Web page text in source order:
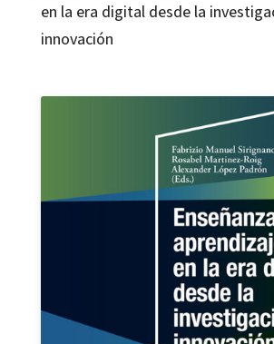
en la era digital desde la
innovación